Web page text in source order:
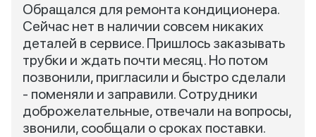
Обращался для ремонта кондиционера.
Сейчас нет в наличии совсем никаких
деталей в сервисе. Пришлось заказывать
трубки и ждать почти месяц. Но потом
позвонили, пригласили и быстро сделали
- поменяли и заправили. Сотрудники
доброжелательные, отвечали на вопросы,
звонили, сообщали о сроках поставки.